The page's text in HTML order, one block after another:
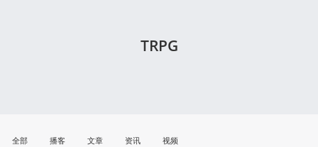
TRPG
全部 播客 文章 资讯 视频